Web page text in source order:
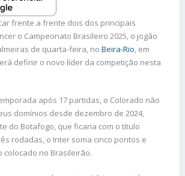
frente a frente dois dos principais
o Campeonato Brasileiro 2025, o jogão
de quarta-feira, no Beira-Rio, em
definir o novo líder da competição nesta
após 17 partidas, o Colorado não
domínios desde dezembro de 2024,
do Botafogo, que ficaria com o título
rodadas, o Inter soma cinco pontos e
colocado no Brasileirão.